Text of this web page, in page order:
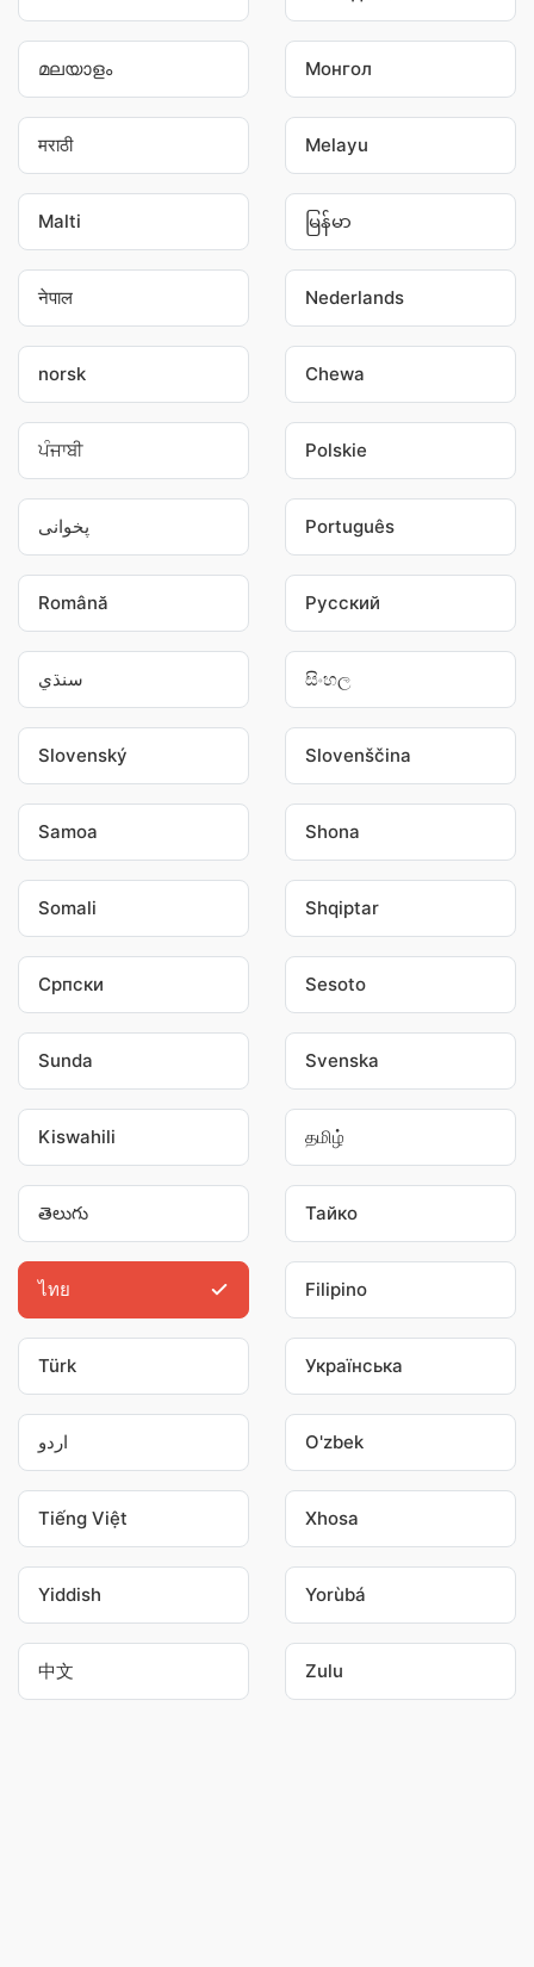
മലയാളം Монгол
मराठी Melayu
Malti မြန်မာ
नेपाल Nederlands
norsk Chewa
ਪੰਜਾਬੀ Polskie
پخوانی Português
Română Pусский
سنڌي සිංහල
Slovenský Slovenščina
Samoa Shona
Somali Shqiptar
Српски Sesoto
Sunda Svenska
Kiswahili தமிழ்
తెలుగు Тайко
ไทย Filipino
Türk Українська
اردو O'zbek
Tiếng Việt Xhosa
Yiddish Yorùbá
中文 Zulu